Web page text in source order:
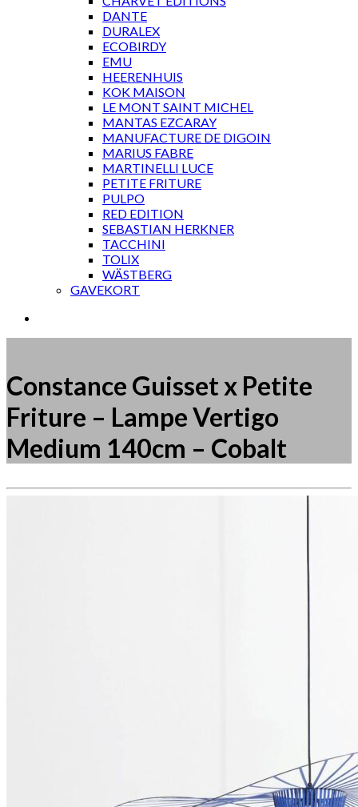
DANTE
DURALEX
ECOBIRDY
EMU
HEERENHUIS
KOK MAISON
LE MONT SAINT MICHEL
MANTAS EZCARAY
MANUFACTURE DE DIGOIN
MARIUS FABRE
MARTINELLI LUCE
PETITE FRITURE
PULPO
RED EDITION
SEBASTIAN HERKNER
TACCHINI
TOLIX
WÄSTBERG
GAVEKORT
Constance Guisset x Petite
Friture – Lampe Vertigo
Medium 140cm – Cobalt
Måske kunne nogle af disse produkter have din